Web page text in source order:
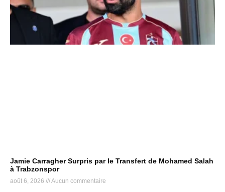
Jamie Carragher Surpris par le Transfert de Mohamed Salah
à Trabzonspor
août 6, 2026 Aucun commentaire